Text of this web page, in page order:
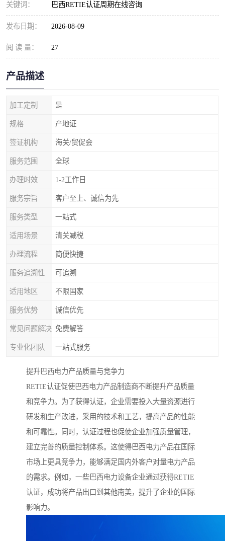
关键词： 巴西RETIE认证周期在线咨询
发布日期： 2026-08-09
阅 读 量： 27
产品描述
加工定制 是
规格 产地证
签证机构 海关/贸促会
服务范围 全球
办理时效 1-2工作日
服务宗旨 客户至上、诚信为先
服务类型 一站式
适用场景 清关减税
办理流程 简便快捷
服务追溯性 可追溯
适用地区 不限国家
服务优势 诚信优先
常见问题解决 免费解答
专业化团队 一站式服务
提升巴西电力产品质量与竞争力
RETIE认证促使巴西电力产品制造商不断提升产品质量
和竞争力。为了获得认证，企业需要投入大量资源进行
研发和生产改进，采用的技术和工艺，提高产品的性能
和可靠性。同时，认证过程也促使企业加强质量管理，
建立完善的质量控制体系。这使得巴西电力产品在国际
市场上更具竞争力，能够满足国内外客户对量电力产品
的需求。例如，一些巴西电力设备企业通过获得RETIE
认证，成功将产品出口到其他南美，提升了企业的国际
影响力。